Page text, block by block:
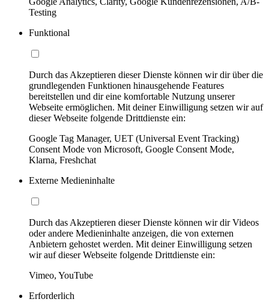
Testing
Funktional
Durch das Akzeptieren dieser Dienste können wir dir über die
grundlegenden Funktionen hinausgehende Features
bereitstellen und dir eine komfortable Nutzung unserer
Webseite ermöglichen. Mit deiner Einwilligung setzen wir auf
dieser Webseite folgende Drittdienste ein:
Google Tag Manager, UET (Universal Event Tracking)
Consent Mode von Microsoft, Google Consent Mode,
Klarna, Freshchat
Externe Medieninhalte
Durch das Akzeptieren dieser Dienste können wir dir Videos
oder andere Medieninhalte anzeigen, die von externen
Anbietern gehostet werden. Mit deiner Einwilligung setzen
wir auf dieser Webseite folgende Drittdienste ein:
Vimeo, YouTube
Erforderlich